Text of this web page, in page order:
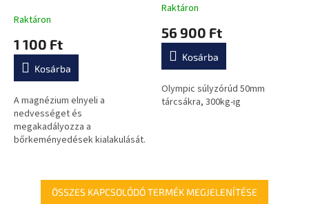
Raktáron
1 100 Ft
Kosárba
A magnézium elnyeli a
nedvességet és
megakadályozza a
bőrkeményedések kialakulását.
A
átlagos
értékelése
0,0
csillag.
Raktáron
56 900 Ft
Kosárba
Olympic súlyzórúd 50mm
tárcsákra, 300kg-ig
ÖSSZES KAPCSOLÓDÓ TERMÉK MEGJELENÍTÉSE